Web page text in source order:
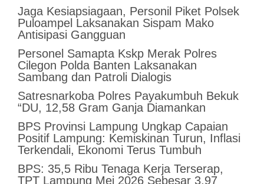
Jaga Kesiapsiagaan, Personil Piket Polsek
Puloampel Laksanakan Sispam Mako
Antisipasi Gangguan
Personel Samapta Kskp Merak Polres
Cilegon Polda Banten Laksanakan
Sambang dan Patroli Dialogis
Satresnarkoba Polres Payakumbuh Bekuk
“DU, 12,58 Gram Ganja Diamankan
BPS Provinsi Lampung Ungkap Capaian
Positif Lampung: Kemiskinan Turun, Inflasi
Terkendali, Ekonomi Terus Tumbuh
BPS: 35,5 Ribu Tenaga Kerja Terserap,
TPT Lampung Mei 2026 Sebesar 3,97